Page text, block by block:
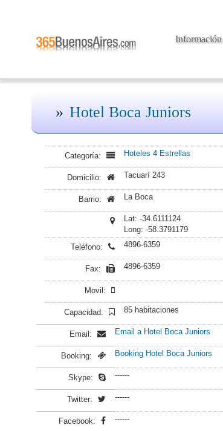
Información
Hotel Boca Juniors
Categoría: Hoteles 4 Estrellas
Domicilio: Tacuarí 243
Barrio: La Boca
Lat: -34.6111124
Long: -58.3791179
Teléfono:
4896-6359
Fax: 4896-6359
Movil:
Capacidad: 85 habitaciones
Email: Email a Hotel Boca Juniors
Booking: Booking Hotel Boca Juniors
Skype: ------
Twitter: ------
Facebook: ------